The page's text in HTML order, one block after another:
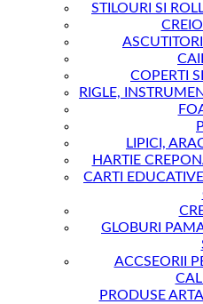
STILOURI SI
COPERTI
RIGLE,
LIPICI,
HARTIE
CARTI
GLOBURI
ACCSEORII
PRODUSE